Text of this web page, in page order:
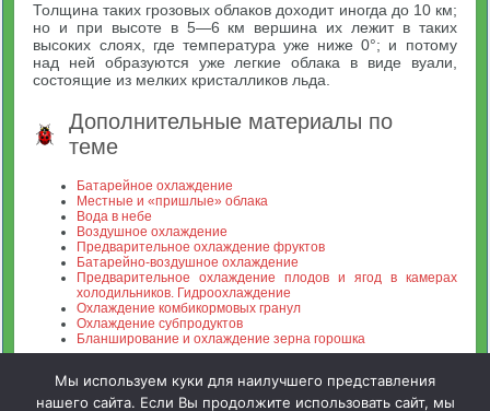
Толщина таких грозовых облаков доходит иногда до 10 км;
но и при высоте в 5—6 км вершина их лежит в таких
высоких слоях, где температура уже ниже 0°; и потому
над ней образуются уже легкие облака в виде вуали,
состоящие из мелких кристалликов льда.
Дополнительные материалы по
теме
Батарейное охлаждение
Местные и «пришлые» облака
Вода в небе
Воздушное охлаждение
Предварительное охлаждение фруктов
Батарейно-воздушное охлаждение
Предварительное охлаждение плодов и ягод в камерах
холодильников. Гидроохлаждение
Охлаждение комбикормовых гранул
Охлаждение субпродуктов
Бланширование и охлаждение зерна горошка
Мы используем куки для наилучшего представления
нашего сайта. Если Вы продолжите использовать сайт, мы